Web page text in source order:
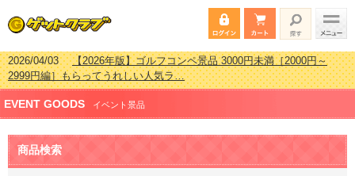
2026/04/03【2026年版】ゴルフコンペ景品 3000円未満［2000円～
2999円編］もらってうれしい人気ラ…
2026/02/16【2026年版】結婚式の二次会で貰って嬉しい景品とは？ 更
新しました！
2026/02/03【2026年版】ゴルフコンペ景品 3000円未満［2000円～
2999円編］もらってうれしい人気ラ…
2026/07/15
ング 更新しました！
EVENT GOODS イベント景品
商品検索